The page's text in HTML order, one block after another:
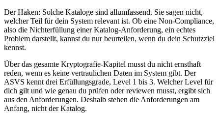
Der Haken: Solche Kataloge sind allumfassend. Sie sagen nicht,
welcher Teil für dein System relevant ist. Ob eine Non-Compliance,
also die Nichterfüllung einer Katalog-Anforderung, ein echtes
Problem darstellt, kannst du nur beurteilen, wenn du dein Schutzziel
kennst.
Über das gesamte Kryptografie-Kapitel musst du nicht ernsthaft
reden, wenn es keine vertraulichen Daten im System gibt. Der
ASVS kennt drei Erfüllungsgrade, Level 1 bis 3. Welcher Level für
dich gilt und wie genau du prüfen oder reviewen musst, ergibt sich
aus den Anforderungen. Deshalb stehen die Anforderungen am
Anfang, nicht der Katalog.